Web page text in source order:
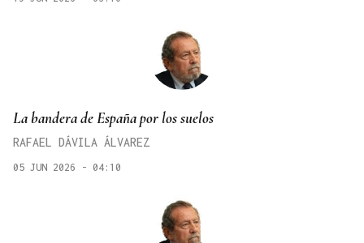
La bandera de España por los suelos
RAFAEL DÁVILA ÁLVAREZ
05 JUN 2026 - 04:10